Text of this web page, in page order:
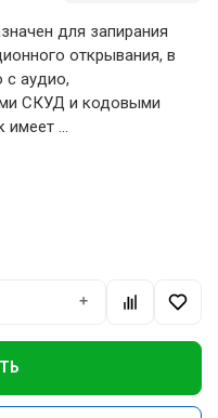
для запирания
открывания, в
с аудио,
СКУД и кодовыми
...
+